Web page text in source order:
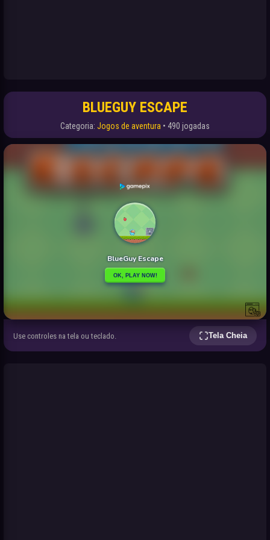
BLUEGUY ESCAPE
Categoria: Jogos de aventura • 490 jogadas
Use controles na tela ou teclado. Tela Cheia